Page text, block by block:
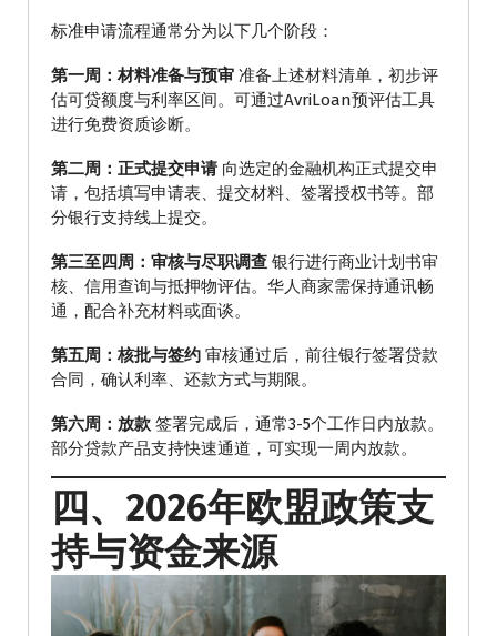
标准申请流程通常分为以下几个阶段：
第一周：材料准备与预审 准备上述材料清单，初步评
估可贷额度与利率区间。可通过AvriLoan预评估工具
进行免费资质诊断。
第二周：正式提交申请 向选定的金融机构正式提交申
请，包括填写申请表、提交材料、签署授权书等。部
分银行支持线上提交。
第三至四周：审核与尽职调查 银行进行商业计划书审
核、信用查询与抵押物评估。华人商家需保持通讯畅
通，配合补充材料或面谈。
第五周：核批与签约 审核通过后，前往银行签署贷款
合同，确认利率、还款方式与期限。
第六周：放款 签署完成后，通常3-5个工作日内放款。
部分贷款产品支持快速通道，可实现一周内放款。
四、2026年欧盟政策支
持与资金来源